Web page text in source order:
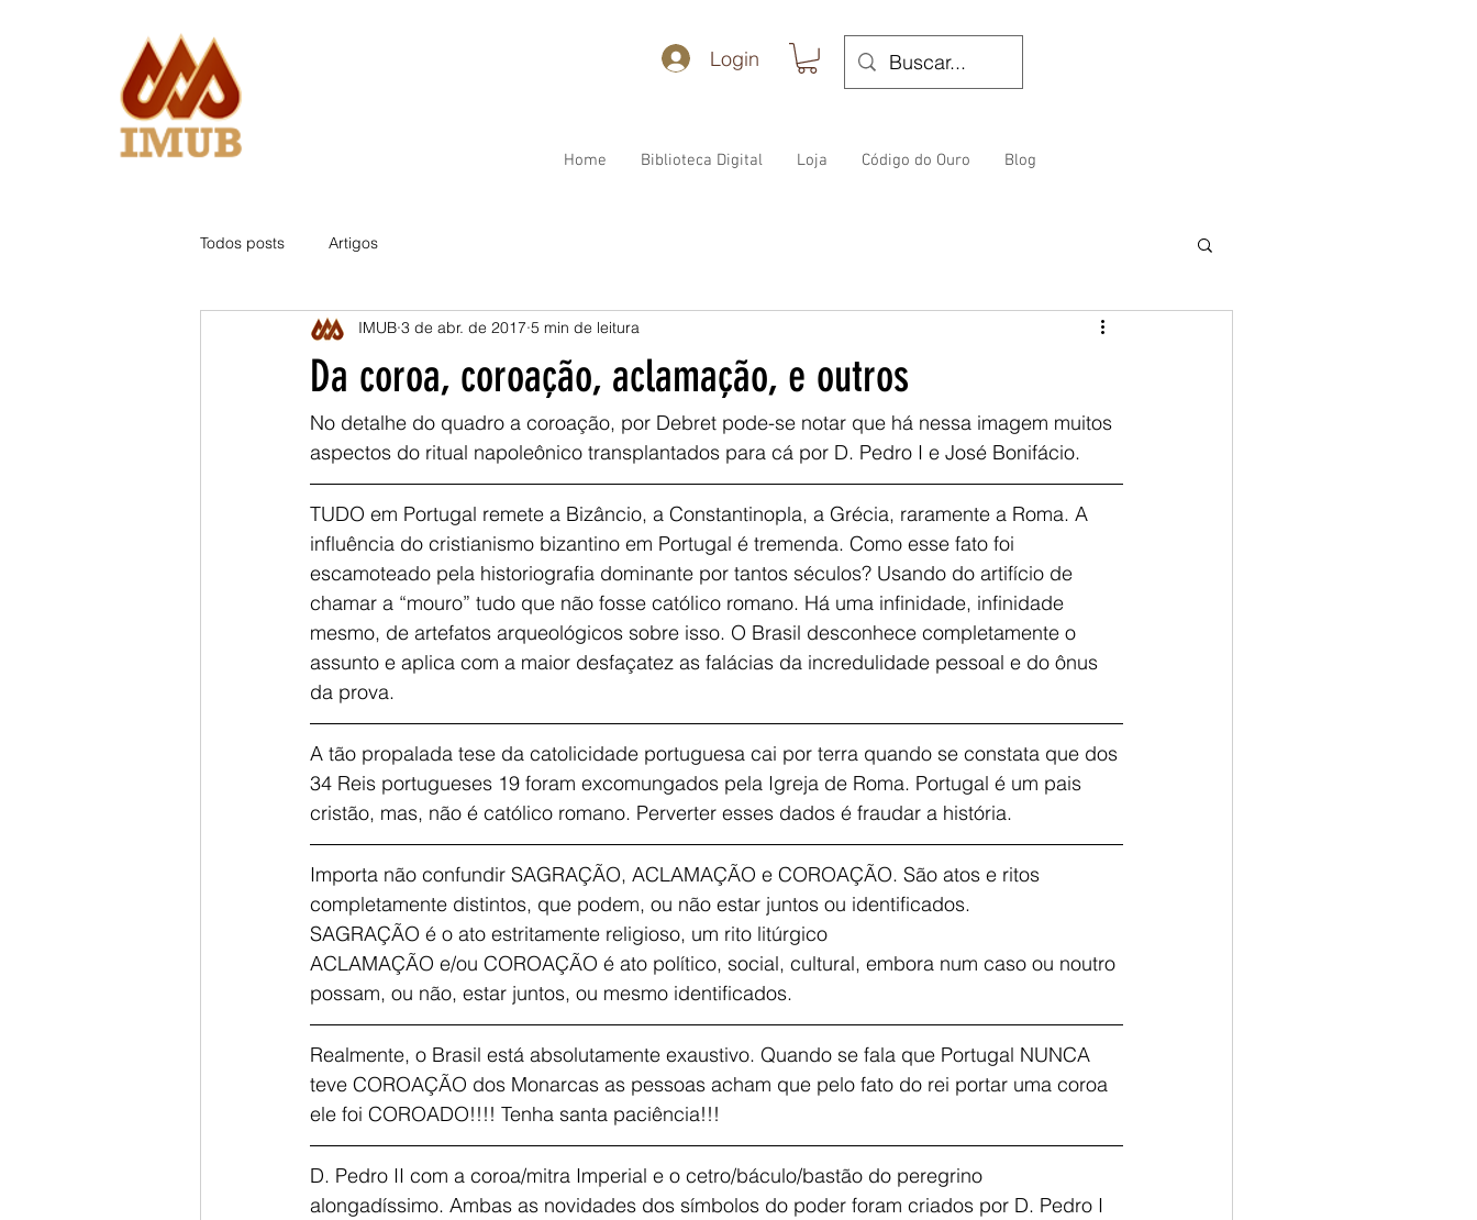
Login
Home Biblioteca Digital Loja Código do Ouro Blog
Todos posts Artigos
Da coroa, coroação, aclamação, e outros
IMUB 3 de abr. de 2017 5 min de leitura
No detalhe do quadro a coroação, por Debret pode-se notar que há nessa imagem muitos
aspectos do ritual napoleônico transplantados para cá por D. Pedro I e José Bonifácio.
TUDO em Portugal remete a Bizâncio, a Constantinopla, a Grécia, raramente a Roma. A
influência do cristianismo bizantino em Portugal é tremenda. Como esse fato foi
escamoteado pela historiografia dominante por tantos séculos? Usando do artifício de
chamar a “mouro” tudo que não fosse católico romano. Há uma infinidade, infinidade
mesmo, de artefatos arqueológicos sobre isso. O Brasil desconhece completamente o
assunto e aplica com a maior desfaçatez as falácias da incredulidade pessoal e do ônus
da prova.
A tão propalada tese da catolicidade portuguesa cai por terra quando se constata que dos
34 Reis portugueses 19 foram excomungados pela Igreja de Roma. Portugal é um pais
cristão, mas, não é católico romano. Perverter esses dados é fraudar a história.
Importa não confundir SAGRAÇÃO, ACLAMAÇÃO e COROAÇÃO. São atos e ritos
completamente distintos, que podem, ou não estar juntos ou identificados.
SAGRAÇÃO é o ato estritamente religioso, um rito litúrgico
ACLAMAÇÃO e/ou COROAÇÃO é ato político, social, cultural, embora num caso ou noutro
possam, ou não, estar juntos, ou mesmo identificados.
Realmente, o Brasil está absolutamente exaustivo. Quando se fala que Portugal NUNCA
teve COROAÇÃO dos Monarcas as pessoas acham que pelo fato do rei portar uma coroa
ele foi COROADO!!!! Tenha santa paciência!!!
D. Pedro II com a coroa/mitra Imperial e o cetro/báculo/bastão do peregrino
alongadíssimo. Ambas as novidades dos símbolos do poder foram criados por D. Pedro I